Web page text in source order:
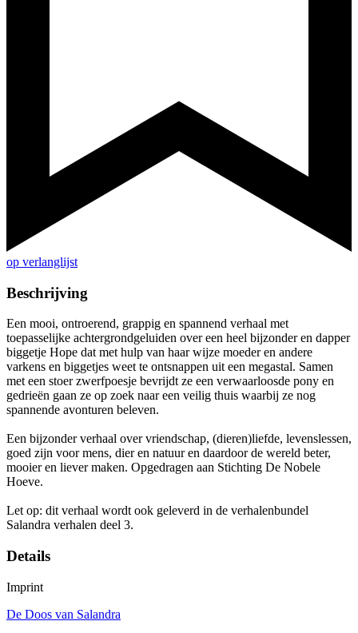
op verlanglijst
Beschrijving
Een mooi, ontroerend, grappig en spannend verhaal met
toepasselijke achtergrondgeluiden over een heel bijzonder en dapper
biggetje Hope dat met hulp van haar wijze moeder en andere
varkens en biggetjes weet te ontsnappen uit een megastal. Samen
met een stoer zwerfpoesje bevrijdt ze een verwaarloosde pony en
gedrieën gaan ze op zoek naar een veilig thuis waarbij ze nog
spannende avonturen beleven.
Een bijzonder verhaal over vriendschap, (dieren)liefde, levenslessen,
goed zijn voor mens, dier en natuur en daardoor de wereld beter,
mooier en liever maken. Opgedragen aan Stichting De Nobele
Hoeve.
Let op: dit verhaal wordt ook geleverd in de verhalenbundel
Salandra verhalen deel 3.
Details
Imprint
De Doos van Salandra